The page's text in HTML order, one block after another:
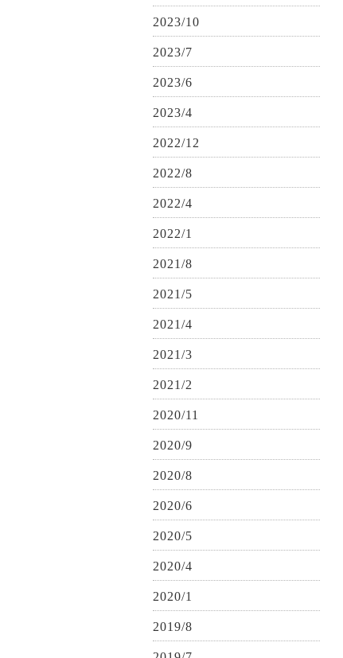
2023/10
2023/7
2023/6
2023/4
2022/12
2022/8
2022/4
2022/1
2021/8
2021/5
2021/4
2021/3
2021/2
2020/11
2020/9
2020/8
2020/6
2020/5
2020/4
2020/1
2019/8